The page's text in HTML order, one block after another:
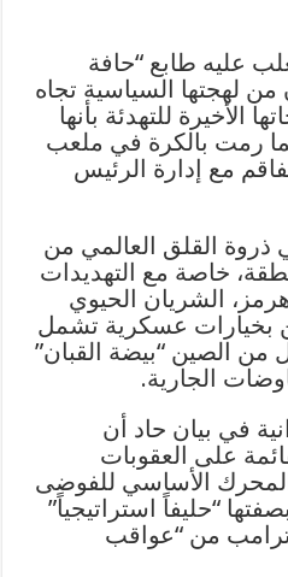
عليه طابع “حافة
لهجتها السياسية تجاه
الأخيرة للتهدئة بأنها
رمت بالكرة في ملعب
مع إدارة الرئيس
ذروة القلق العالمي من
خاصة مع التهديدات
الشريان الحيوي
بخيارات عسكرية تشمل
الصين “بيضة القبان”
الجارية.
في بيان حاد أن
على العقوبات
الأساسي للفوضى
“حليفاً استراتيجياً”
ترامب من “عواقب